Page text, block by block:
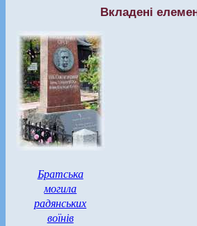
Вкладені
Братська
могила
радянських
воїнів